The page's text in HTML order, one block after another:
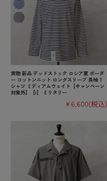
実物 新品 デッドストック ロシア軍 ボーダ
ー コットンニット ロングスリーブ 長袖 T
シャツ ミディアムウェイト【キャンペーン
対象外】【I】 ミリタリー
¥6,600(税込)